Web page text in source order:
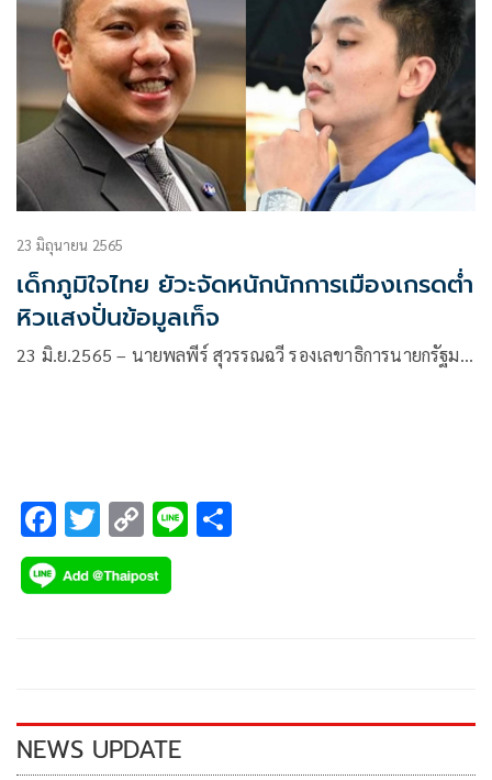
23 มิถุนายน 2565
เด็กภูมิใจไทย ยัวะจัดหนักนักการเมืองเกรดต่ำ
หิวแสงปั่นข้อมูลเท็จ
23 มิ.ย.2565 – นายพลพีร์ สุวรรณฉวี รองเลขาธิการนายกรัฐม…
F
ac
e
k
T
wi
tt
C
o
p
k
Li
NEWS UPDATE